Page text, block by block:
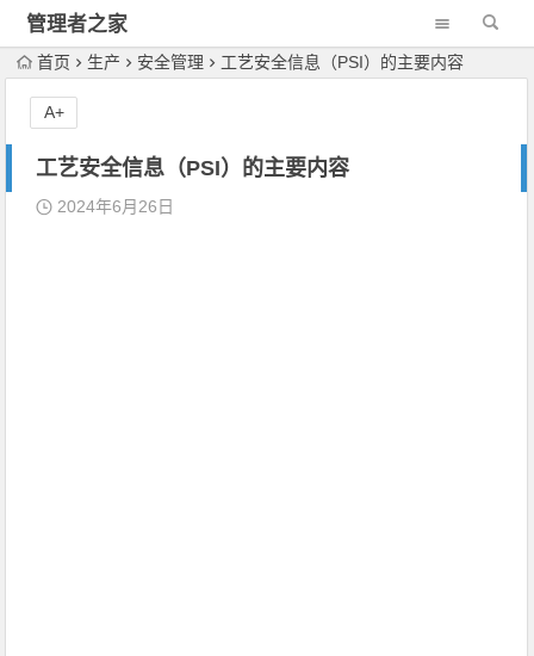
管理者之家
首页 生产 安全管理 工艺安全信息（PSI）的主要内容
工艺安全信息（PSI）的主要内容
2024年6月26日
A+